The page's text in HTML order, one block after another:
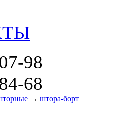
98
68
→ штора-борт